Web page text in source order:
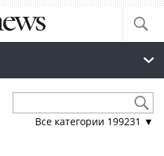
Все категории 199231 ▼